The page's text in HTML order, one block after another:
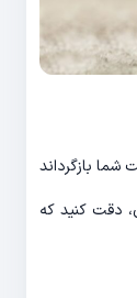
شما بازگرداند
دقت کنید که